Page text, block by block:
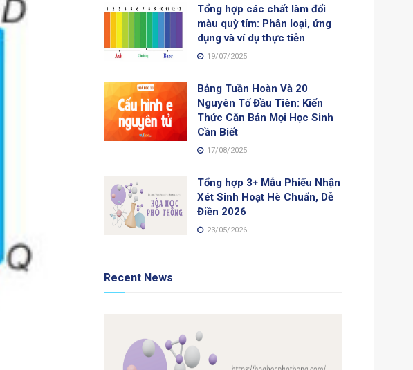
Tổng hợp các chất làm đổi
màu quỳ tím: Phân loại, ứng
dụng và ví dụ thực tiễn
19/07/2025
Bảng Tuần Hoàn Và 20
Nguyên Tố Đầu Tiên: Kiến
Thức Căn Bản Mọi Học Sinh
Cần Biết
17/08/2025
Tổng hợp 3+ Mẫu Phiếu Nhận
Xét Sinh Hoạt Hè Chuẩn, Dễ
Điền 2026
23/05/2026
Recent News